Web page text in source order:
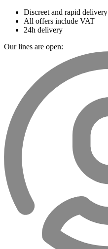
Discreet and rapid delivery
All offers include VAT
24h delivery
Our lines are open: